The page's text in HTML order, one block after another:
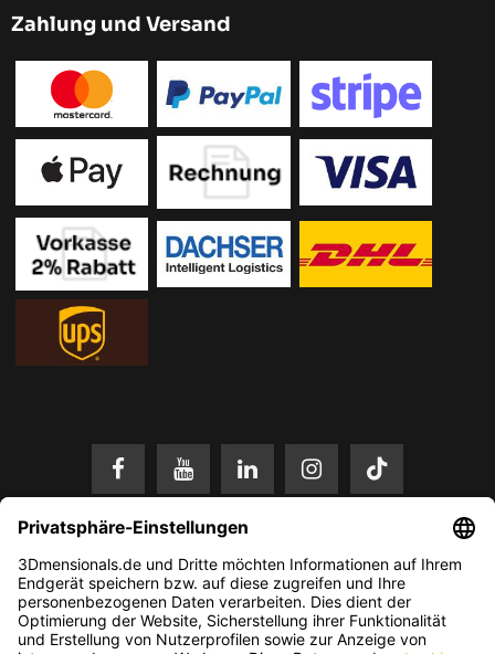
Zahlung und Versand
* Alle Preise in EUR inkl. gesetzl. Mehrwertsteuer zzgl. Versandkosten.
Änderungen und Irrtümer vorbehalten. Nur solange der Vorrat reicht.
© 2026 3Dmensionals / PONTIALIS GmbH & Co. KG - All Rights Reserved.​